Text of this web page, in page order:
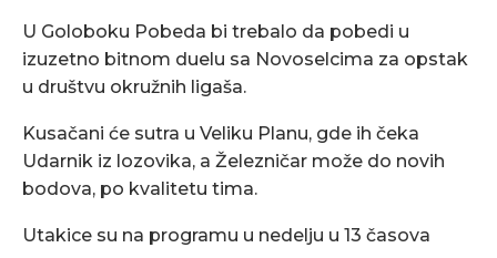
U Goloboku Pobeda bi trebalo da pobedi u
izuzetno bitnom duelu sa Novoselcima za opstak
u društvu okružnih ligaša.
Kusačani će sutra u Veliku Planu, gde ih čeka
Udarnik iz lozovika, a Železničar može do novih
bodova, po kvalitetu tima.
Utakice su na programu u nedelju u 13 časova